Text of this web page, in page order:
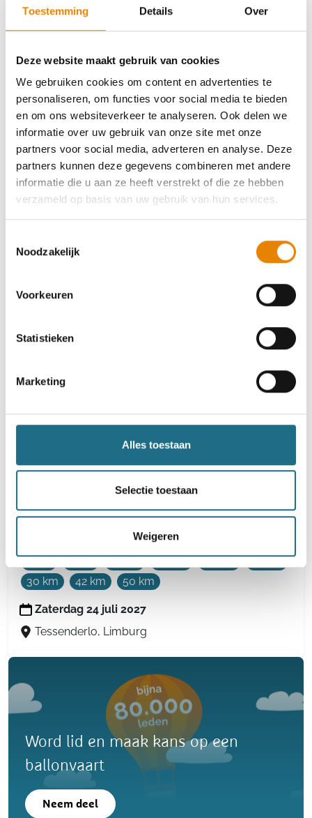
Toestemming Details Over
Deze website maakt gebruik van cookies
We gebruiken cookies om content en advertenties te
personaliseren, om functies voor social media te bieden
en om ons websiteverkeer te analyseren. Ook delen we
informatie over uw gebruik van onze site met onze
partners voor social media, adverteren en analyse. Deze
partners kunnen deze gegevens combineren met andere
informatie die u aan ze heeft verstrekt of die ze hebben
verzameld op basis van uw gebruik van hun services.
Noodzakelijk
Voorkeuren
Statistieken
Marketing
Alles toestaan
Selectie toestaan
Weigeren
Aankomende wandeltochten van deze
club
54e Internationale Tocht - 42 km Twee
Provinciëntrail
4 km 7 km 12 km 16 km 20 km
30 km
42 km
Martine Van Camptocht
Vrijdag 6 november 2026
Diest, Vlaams-Brabant
Hoogzomertocht - 50 km Bos- en
30 km
42 km 50 km
Zaterdag 24 juli 2027
Tessenderlo, Limburg
Word lid en maak kans op een
ballonvaart
Neem deel